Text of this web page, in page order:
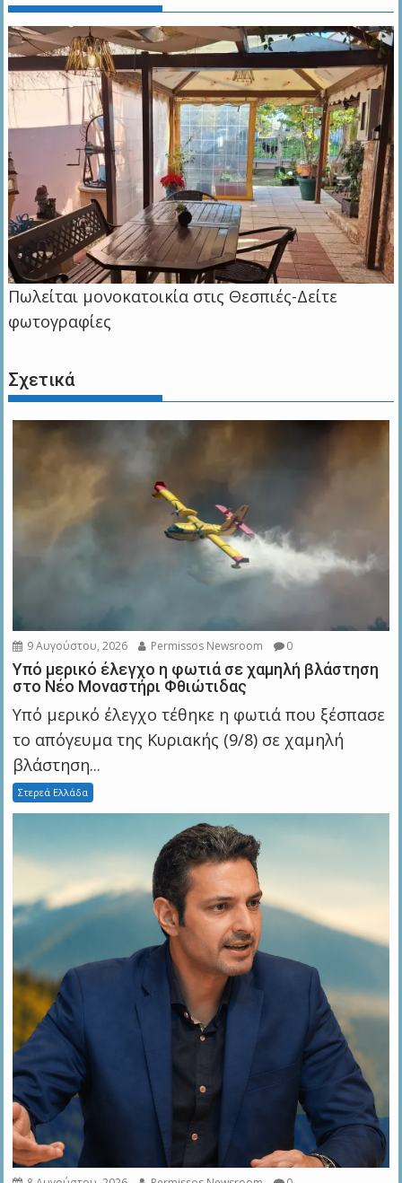
Πωλείται μονοκατοικία στις Θεσπιές-Δείτε
φωτογραφίες
Σχετικά
9 Αυγούστου, 2026 Permissos Newsroom 0
Υπό μερικό έλεγχο η φωτιά σε χαμηλή βλάστηση
στο Νέο Μοναστήρι Φθιώτιδας
Υπό μερικό έλεγχο τέθηκε η φωτιά που ξέσπασε
το απόγευμα της Κυριακής (9/8) σε χαμηλή
βλάστηση...
Στερεά Ελλάδα